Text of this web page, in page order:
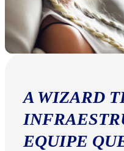
A WIZARD
EQUIPE